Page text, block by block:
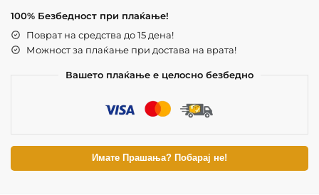
100% Безбедност при плаќање!
Поврат на средства до 15 дена!
Можност за плаќање при достава на врата!
Вашето плаќање е целосно безбедно
Имате Прашања? Побарај не!